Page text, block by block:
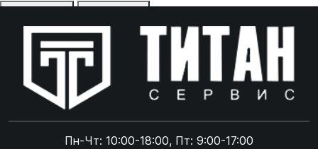
Пн-Чт: 10:00-18:00, Пт: 9:00-17:00
Online чат
Online чат